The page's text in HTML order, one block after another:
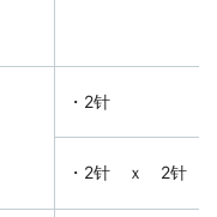
・2针
・2针 ｘ 2针 （